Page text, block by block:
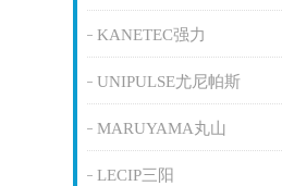
KANETEC强力
UNIPULSE尤尼帕斯
MARUYAMA丸山
LECIP三阳